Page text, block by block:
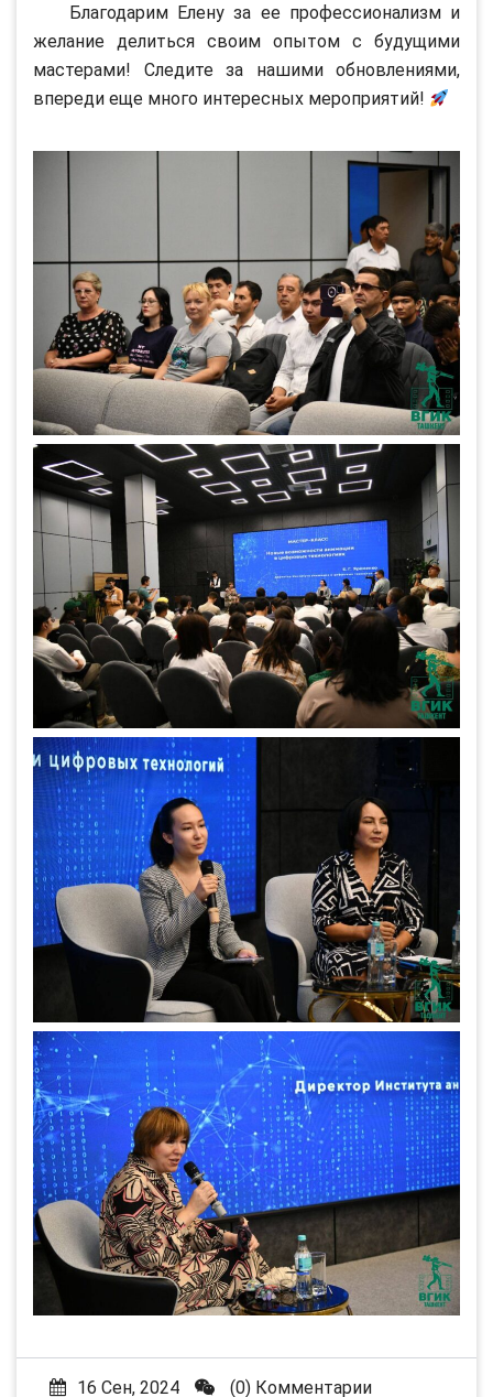
Благодарим Елену за ее профессионализм и
желание делиться своим опытом с будущими
мастерами! Следите за нашими обновлениями,
впереди еще много интересных мероприятий!
16 Сен, 2024 (0) Комментарии